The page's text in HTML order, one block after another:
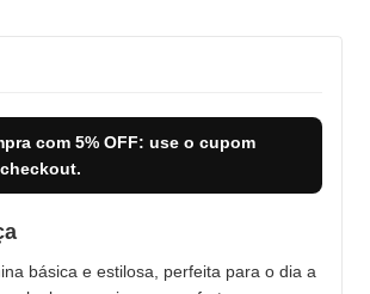
com 5% OFF: use o cupom
básica e estilosa, perfeita para o dia a